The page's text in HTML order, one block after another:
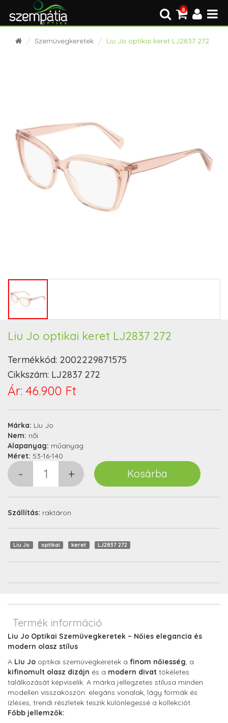
0
Szemüvegkeretek Liu Jo optikai keret LJ2837 272
Liu Jo optikai keret LJ2837 272
Termékkód: 2002229871575
Cikkszám: LJ2837 272
Ár: 46.900 Ft
Márka: Liu Jo
Nem: női
Alapanyag: műanyag
Méret: 53-16-140
Szállítás: raktáron
Liu Jo optikai keret LJ2837 272
Termék információ
Liu Jo Optikai Szemüvegkeretek – Nőies elegancia és
modern olasz stílus
A Liu Jo optikai szemüvegkeretek a finom nőiesség, a
kifinomult olasz dizájn és a modern divat tökéletes
találkozását képviselik. A márka jellegzetes stílusa minden
modellen visszaköszön: elegáns vonalak, lágy formák és
ízléses, trendi részletek teszik különlegessé a kollekciót.
Főbb jellemzők: